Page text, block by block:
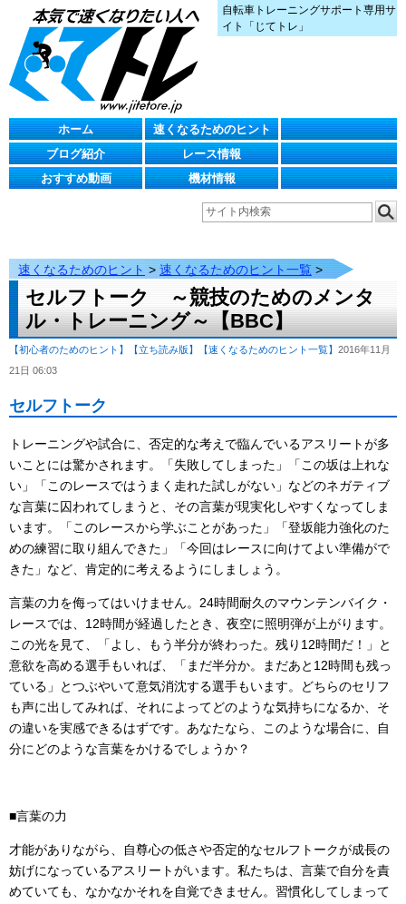
自転車トレーニングサポート専用サ
イト「じてトレ」
ホーム
速くなるためのヒント
ブログ紹介
レース情報
おすすめ動画
機材情報
速くなるためのヒント > 速くなるためのヒント一覧 >
セルフトーク ～競技のためのメンタ
ル・トレーニング～【BBC】
【初心者のためのヒント】 【立ち読み版】 【速くなるためのヒント一覧】 2016年11月
21日 06:03
セルフトーク
トレーニングや試合に、否定的な考えで臨んでいるアスリートが多
いことには驚かされます。「失敗してしまった」「この坂は上れな
い」「このレースではうまく走れた試しがない」などのネガティブ
な言葉に囚われてしまうと、その言葉が現実化しやすくなってしま
います。「このレースから学ぶことがあった」「登坂能力強化のた
めの練習に取り組んできた」「今回はレースに向けてよい準備がで
きた」など、肯定的に考えるようにしましょう。
言葉の力を侮ってはいけません。24時間耐久のマウンテンバイク・
レースでは、12時間が経過したとき、夜空に照明弾が上がります。
この光を見て、「よし、もう半分が終わった。残り12時間だ！」と
意欲を高める選手もいれば、「まだ半分か。まだあと12時間も残っ
ている」とつぶやいて意気消沈する選手もいます。どちらのセリフ
も声に出してみれば、それによってどのような気持ちになるか、そ
の違いを実感できるはずです。あなたなら、このような場合に、自
分にどのような言葉をかけるでしょうか？
■言葉の力
才能がありながら、自尊心の低さや否定的なセルフトークが成長の
妨げになっているアスリートがいます。私たちは、言葉で自分を責
めていても、なかなかそれを自覚できません。習慣化してしまって